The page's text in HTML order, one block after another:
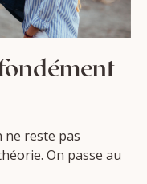
ne reste pas
On passe au